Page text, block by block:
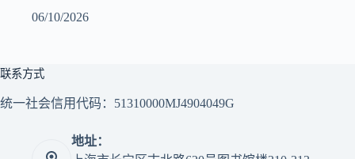
06/10/2026
联系方式
统一社会信用代码：51310000MJ4904049G
地址：